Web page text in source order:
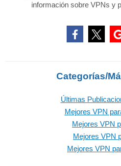
información sobre VPNs y
Categorías/
Últimas
Mejores VPN
Mejores VPN
Mejores VPN
Mejores VPN